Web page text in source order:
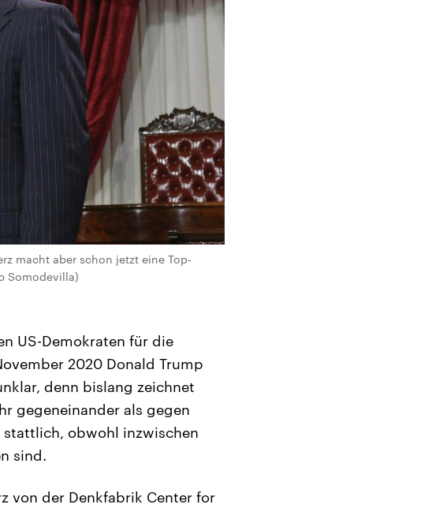
macht aber schon jetzt eine Top-
Somodevilla)
US-Demokraten für die
2020 Donald Trump
denn bislang zeichnet
gegeneinander als gegen
obwohl inzwischen
sind.
von der Denkfabrik Center for